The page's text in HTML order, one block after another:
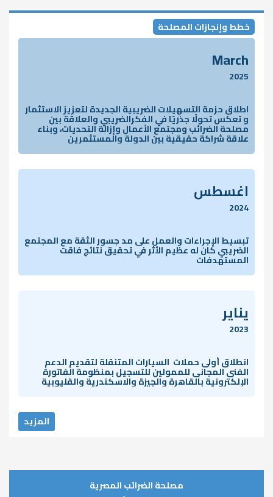
خطط وإنجازات المصلحة
March
2025
اطلاق حزمة التسهيلات الضريبية الجديدة لتعزيز الاستثمار
و تعكس تحولًا جذريًا في الفكرالضريبي والعلاقة بين
مصلحة الضرائب ومجتمع الأعمال وإزالة التحديات، وبناء
علاقة شراكة حقيقية بين الدولة والمستثمرين
اغسطس
2024
تبسيط الإجراءات والعمل على مد جسور الثقة مع المجتمع
الضريبي كان له عظيم الأثر في تحقيق نتائج فاقت
المستهدفات
يناير
2023
انطلاق أولى حملات السيارات المتنقلة لتقديم الدعم
الفنى المجانى للممولين للتسجيل بمنظومة الفاتورة
الإلكترونية بالقاهرة والجيزة والاسكندرية والقليوبية
المزيد
مصلحة الضرائب المصرية